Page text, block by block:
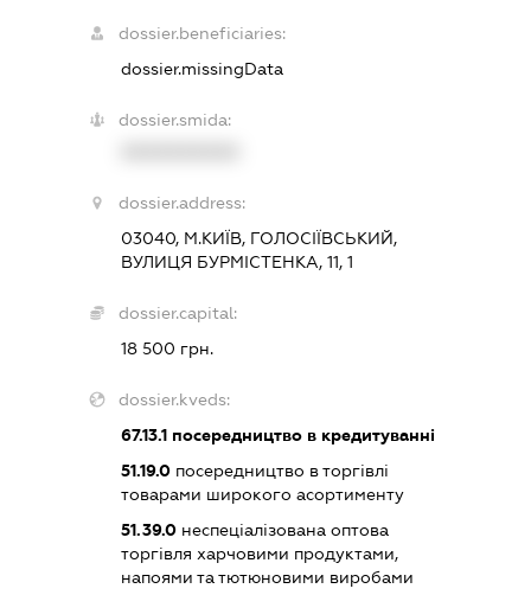
dossier.beneficiaries:
dossier.missingData
dossier.smida:
dossier.address:
03040, М.КИЇВ, ГОЛОСІЇВСЬКИЙ,
ВУЛИЦЯ БУРМІСТЕНКА, 11, 1
dossier.capital:
18 500 грн.
dossier.kveds:
67.13.1посередництво в кредитуванні
51.19.0посередництво в торгівлі
товарами широкого асортименту
51.39.0неспеціалізована оптова
торгівля харчовими продуктами,
напоями та тютюновими виробами